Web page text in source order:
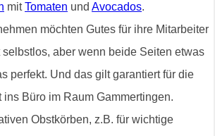
mitTomaten und Avocados.
möchten Gutes für ihre Mitarbeiter
aber wenn beide Seiten etwas
perfekt. Und das gilt garantiert für die
ins Büro im Raum Gammertingen.
Obstkörben, z.B. für wichtige